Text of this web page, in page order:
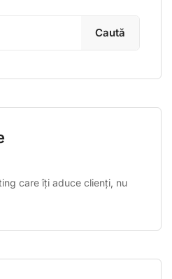
Caută
care îți aduce clienți, nu